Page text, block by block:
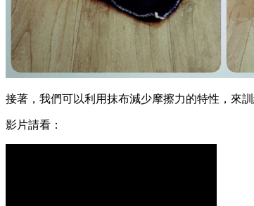
接著，我們可以利用抹布減少摩擦力的特性，來
影片請看：